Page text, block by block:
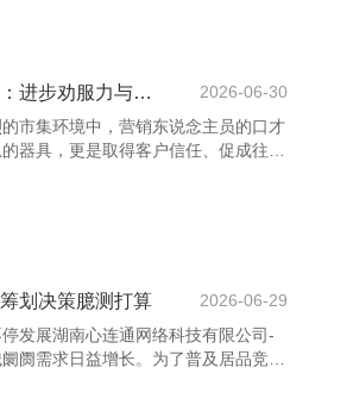
念察，他们匡助品牌快速找到妥当的
曝光度和转机率。 此外，短视频营销
点趋势和平台算法，打造爆款践诺，
响
营销口才本领：进步劝服力与疏浚才智
2026-06-30
市集环境中，营销东说念主员的口才
器具，更是取得客户信任、促成往复
才本领偶而显耀进步劝服力与疏浚才
络科技有限公司-官网，从而增强营销
疏浚不单是是话语，更在于意会客户
倾听，不错更好地把执客户心情，提供
临沂养花网_花卉网_养花知识_花卉
划决策臆测打算
2026-06-29
发展湖南心连通网络科技有限公司-
阓需求日益增长。为了普及居品竞争
制定科学合理的营销筹划决策至关首
观点阛阓。凭据居品特点，笃定主要